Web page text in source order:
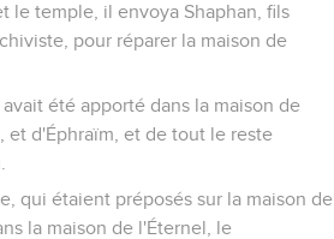
le temple, il envoya Shaphan, fils
pour réparer la maison de
été apporté dans la maison de
et d'Éphraïm, et de tout le reste
qui étaient préposés sur la maison de
la maison de l'Éternel, le